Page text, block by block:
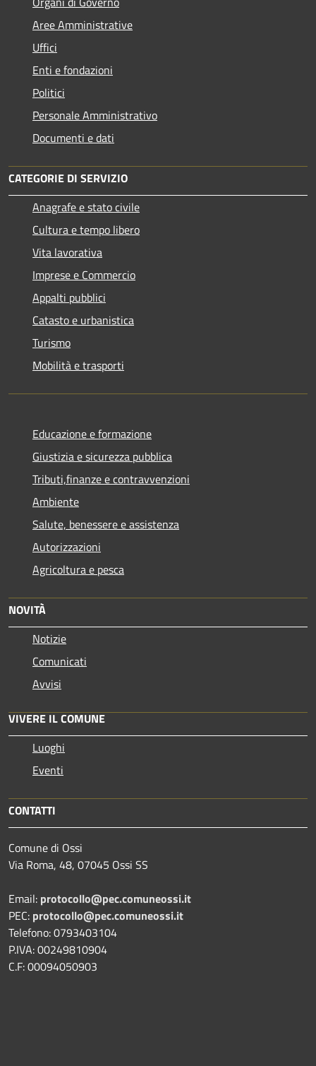
Aree Amministrative
Uffici
Enti e fondazioni
Politici
Personale Amministrativo
Documenti e dati
CATEGORIE DI SERVIZIO
Anagrafe e stato civile
Cultura e tempo libero
Vita lavorativa
Imprese e Commercio
Appalti pubblici
Catasto e urbanistica
Turismo
Mobilità e trasporti
Educazione e formazione
Giustizia e sicurezza pubblica
Tributi,finanze e contravvenzioni
Ambiente
Salute, benessere e assistenza
Autorizzazioni
Agricoltura e pesca
NOVITÀ
Notizie
Comunicati
Avvisi
VIVERE IL COMUNE
Luoghi
Eventi
CONTATTI
Comune di Ossi
Via Roma, 48, 07045 Ossi SS
Email: protocollo@pec.comuneossi.it
PEC: protocollo@pec.comuneossi.it
Telefono: 0793403104
P.IVA: 00249810904
C.F: 00094050903